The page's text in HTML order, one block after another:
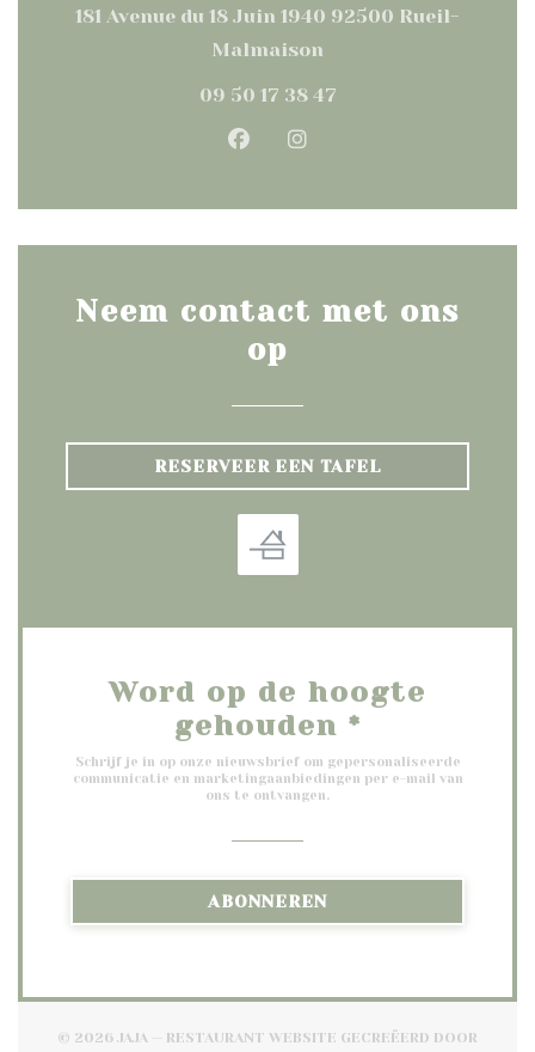
181 Avenue du 18 Juin 1940 92500 Rueil-
Malmaison
09 50 17 38 47
Facebook ((opent in een
Neem contact met ons
op
RESERVEER EEN TAFEL
Word op de hoogte
gehouden *
Schrijf je in op onze nieuwsbrief om gepersonaliseerde
communicatie en marketingaanbiedingen per e-mail van
ons te ontvangen.
ABONNEREN
© 2026 JAJA — RESTAURANT WEBSITE GECREËERD DOOR